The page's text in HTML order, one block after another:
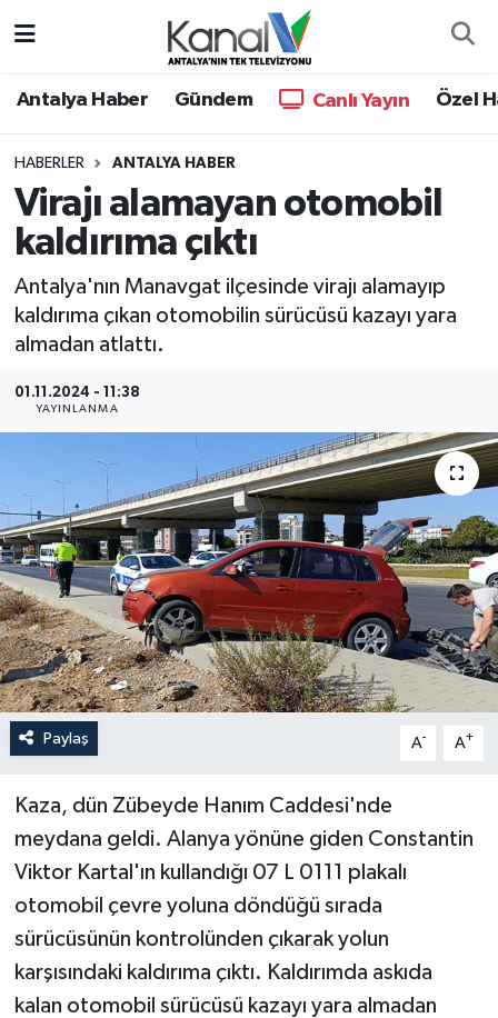
Antalya Haber Gündem Canlı Yayın Özel
HABERLER ANTALYA HABER
Virajı alamayan otomobil
kaldırıma çıktı
Antalya'nın Manavgat ilçesinde virajı alamayıp
kaldırıma çıkan otomobilin sürücüsü kazayı yara
almadan atlattı.
01.11.2024 - 11:38
YAYINLANMA
Paylaş A- A+
Kaza, dün Zübeyde Hanım Caddesi'nde
meydana geldi. Alanya yönüne giden Constantin
Viktor Kartal'ın kullandığı 07 L 0111 plakalı
otomobil çevre yoluna döndüğü sırada
sürücüsünün kontrolünden çıkarak yolun
karşısındaki kaldırıma çıktı. Kaldırımda askıda
kalan otomobil sürücüsü kazayı yara almadan
Antalya Haber
Dünya
Eğitim
Ekonomi
Haber Kuşakları
Haberler
KANALV Spor
Kültür Sanat
Magazin
Sağlık
Siyaset
Sosyal medya
Hava Durumu
Trafik Durumu
Süper Lig Puan Durumu ve Fikstür
Tüm Manşetler